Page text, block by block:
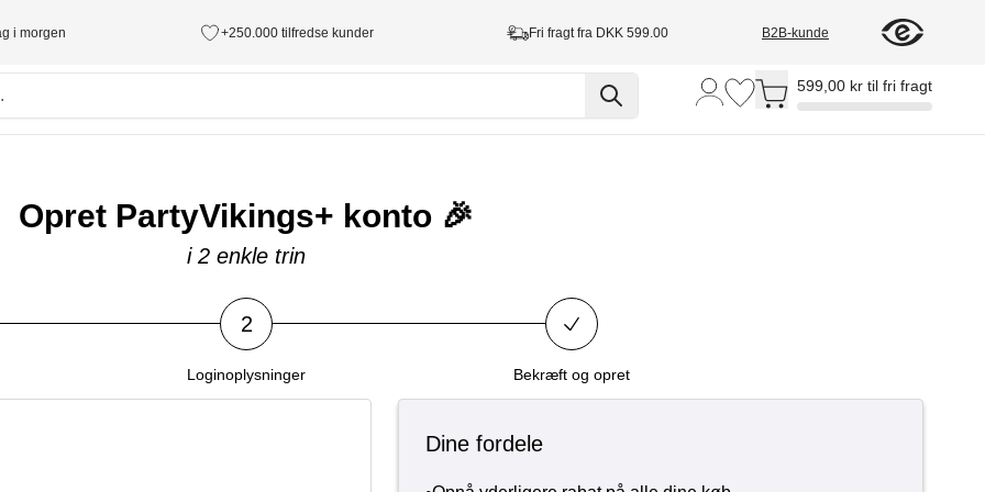
i morgen +250.000 tilfredse kunder Fri fragt fra DKK 599.00 B2B-kunde
Toggle minicart, Cart is empty
599,00 kr til fri fragt
Opret PartyVikings+ konto 🎉
i 2 enkle trin
2
Loginoplysninger Bekræft og opret
Dine fordele